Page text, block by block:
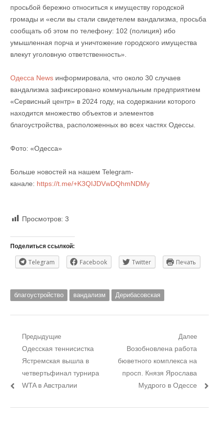
просьбой бережно относиться к имуществу городской
громады и «если вы стали свидетелем вандализма, просьба
сообщать об этом по телефону: 102 (полиция) ибо
умышленная порча и уничтожение городского имущества
влекут уголовную ответственность».
Одесса Newsинформировала, что около 30 случаев
вандализма зафиксировано коммунальным предприятием
«Сервисный центр» в 2024 году, на содержании которого
находится множество объектов и элементов
благоустройства, расположенных во всех частях Одессы.
Фото: «Одесса»
Больше новостей на нашем Telegram-
канале: https://t.me/+K3QIJDVwDQhmNDMy
Просмотров: 3
Поделиться ссылкой:
Telegram Facebook Twitter Печать
благоустройство вандализм Дерибасовская
Навигация
записям
Предыдущие
Предыдущий
пост:
Одесская теннисистка
Ястремская вышла в
четвертьфинал турнира
WTA в Австралии
Далее
Следующий
пост:
Возобновлена ​​работа
бюветного комплекса на
просп. Князя Ярослава
Мудрого в Одессе